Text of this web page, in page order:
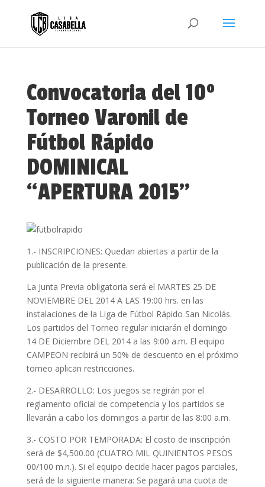
Convocatoria del 10º
Torneo Varonil de
Fútbol Rápido
DOMINICAL
“APERTURA 2015”
1.- INSCRIPCIONES: Quedan abiertas a partir de la
publicación de la presente.
La Junta Previa obligatoria será el MARTES 25 DE
NOVIEMBRE DEL 2014 A LAS 19:00 hrs. en las
instalaciones de la Liga de Fútbol Rápido San Nicolás.
Los partidos del Torneo regular iniciarán el domingo
14 DE Diciembre DEL 2014 a las 9:00 a.m. El equipo
CAMPEON recibirá un 50% de descuento en el próximo
torneo aplican restricciones.
2.- DESARROLLO: Los juegos se regirán por el
reglamento oficial de competencia y los partidos se
llevarán a cabo los domingos a partir de las 8:00 a.m.
3.- COSTO POR TEMPORADA: El costo de inscripción
será de $4,500.00 (CUATRO MIL QUINIENTOS PESOS
00/100 m.n.). Si el equipo decide hacer pagos parciales,
será de la siguiente manera: Se pagará una cuota de